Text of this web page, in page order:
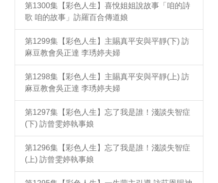
第1300集【彩色人生】喜悅姐姐說故事「咱的詩
歌 咱的故事」訪羅百合傳道娘
第1299集【彩色人生】主賜真平安與平靜(下) 訪
麻豆教會吳正達 李琇婷夫婦
第1298集【彩色人生】主賜真平安與平靜(上) 訪
麻豆教會吳正達 李琇婷夫婦
第1297集【彩色人生】忘了我是誰！淺談失智症
(下) 訪曾雯婷執事娘
第1296集【彩色人生】忘了我是誰！淺談失智症
(上) 訪曾雯婷執事娘